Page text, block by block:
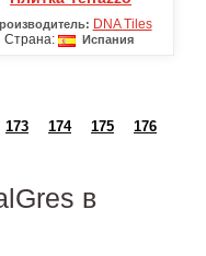
DNA Tiles
Страна:
Испания
173 174 175
176
в